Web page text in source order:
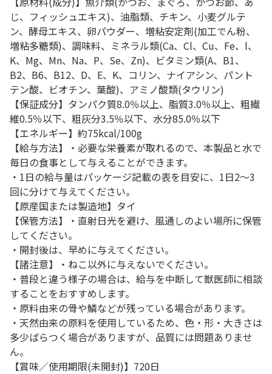
じ、フィッシュエキス)、油脂類、チキン、小麦グルテ
ン、酵母エキス、卵パウダー、増粘安定剤(加工でん粉、
増粘多糖類)、調味料、ミネラル類(Ca、Cl、Cu、Fe、l、
K、Mg、Mn、Na、P、Se、Zn)、ビタミン類(A、B1、
B2、B6、B12、D、E、K、コリン、ナイアシン、パント
テン酸、ビオチン、葉酸)、アミノ酸類(タウリン)
【保証成分】タンパク質8.0％以上、脂質3.0％以上、粗繊
維0.5％以下、粗灰分3.5％以下、水分85.0％以下
【エネルギー】約75kcal/100g
【給与方法】・必要な栄養素が取れるので、本製品と水で
毎日の食事として与えることができます。
・1日の給与量はパッケージ記載の表を目安に、1日2～3
回に分けて与えてください。
【原産国または製造地】タイ
【保管方法】・直射日光を避け、風通しのよい場所に保管
してください。
・開封後は、早めに与えてください。
【諸注意】・ねこ以外に与えないでください。
・普段と違う様子の場合は、給与を中断して獣医師に相談
することをおすすめします。
・原料由来の骨や鱗などが残っている場合があります。
・天然由来の原料を使用しているため、色・形・大きさは
多少ばらつく場合がありますが、品質には問題ありませ
ん。
【賞味／使用期限(未開封)】720日